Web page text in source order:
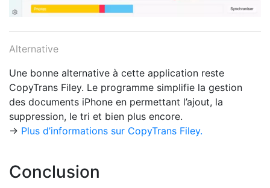
Alternative
Une bonne alternative à cette application reste
CopyTrans Filey. Le programme simplifie la gestion
des documents iPhone en permettant l’ajout, la
suppression, le tri et bien plus encore.
→ Plus d’informations sur CopyTrans Filey.
Conclusion